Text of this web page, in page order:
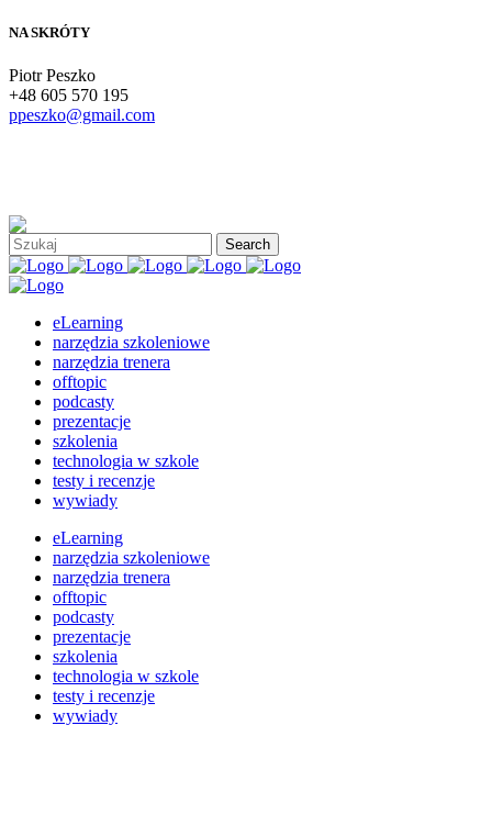
NA SKRÓTY
Piotr Peszko
+48 605 570 195
ppeszko@gmail.com
eLearning
narzędzia szkoleniowe
narzędzia trenera
offtopic
podcasty
prezentacje
szkolenia
technologia w szkole
testy i recenzje
wywiady
eLearning
narzędzia szkoleniowe
narzędzia trenera
offtopic
podcasty
prezentacje
szkolenia
technologia w szkole
testy i recenzje
wywiady